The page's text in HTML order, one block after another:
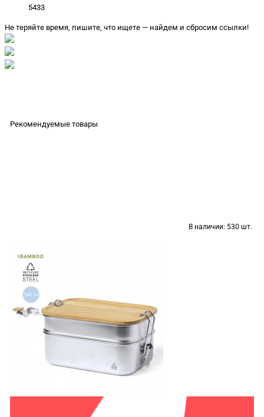
5433
Не теряйте время, пишите, что ищете — найдем и сбросим ссылки!
Рекомендуемые товары
В наличии: 530 шт.